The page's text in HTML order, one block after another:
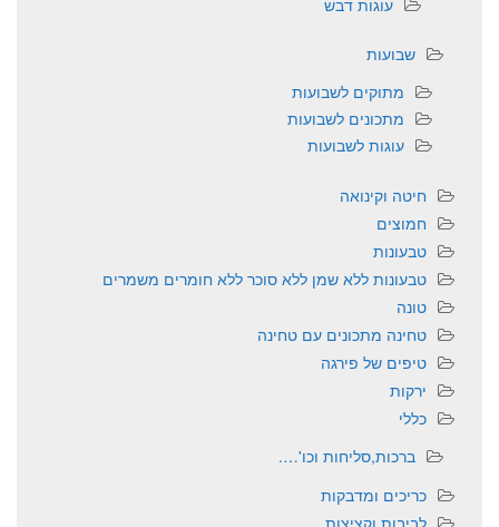
עוגות דבש
שבועות
מתוקים לשבועות
מתכונים לשבועות
עוגות לשבועות
חיטה וקינואה
חמוצים
טבעונות
טבעונות ללא שמן ללא סוכר ללא חומרים משמרים
טונה
טחינה מתכונים עם טחינה
טיפים של פירגה
ירקות
כללי
ברכות,סליחות וכו'….
כריכים ומדבקות